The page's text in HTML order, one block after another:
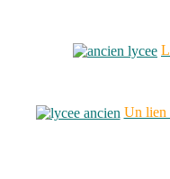
Un lien